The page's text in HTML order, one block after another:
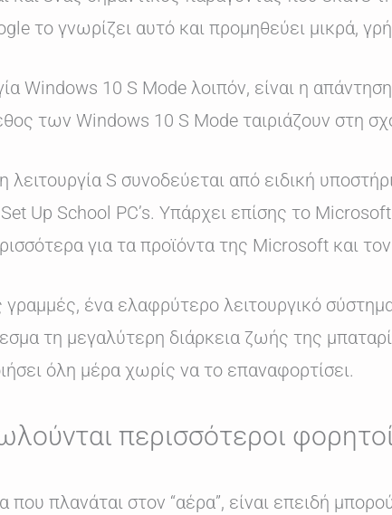
το γνωρίζει αυτό και προμηθεύει μικρά,
Windows 10 S Mode λοιπόν, είναι η
των Windows 10 S Mode ταιριάζουν στη
λειτουργία S συνοδεύεται από ειδική
Up School PC’s. Υπάρχει επίσης το
για τα προϊόντα της Microsoft και
γραμμές, ένα ελαφρύτερο λειτουργικό
τη μεγαλύτερη διάρκεια ζωής της
όλη μέρα χωρίς να το επαναφορτίσει.
περισσότεροι
που πλανάται στον “αέρα”, είναι επειδή